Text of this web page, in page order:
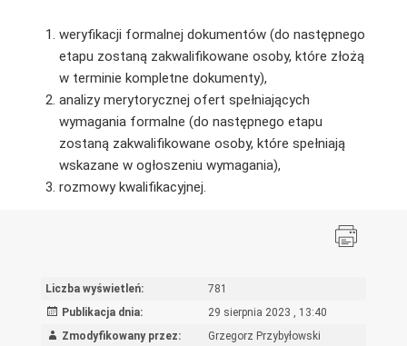
weryfikacji formalnej dokumentów (do następnego
etapu zostaną zakwalifikowane osoby, które złożą
w terminie kompletne dokumenty),
analizy merytorycznej ofert spełniających
wymagania formalne (do następnego etapu
zostaną zakwalifikowane osoby, które spełniają
wskazane w ogłoszeniu wymagania),
rozmowy kwalifikacyjnej.
Liczba wyświetleń:
781
Publikacja dnia:
29 sierpnia 2023 , 13:40
Zmodyfikowany przez:
Grzegorz Przybyłowski